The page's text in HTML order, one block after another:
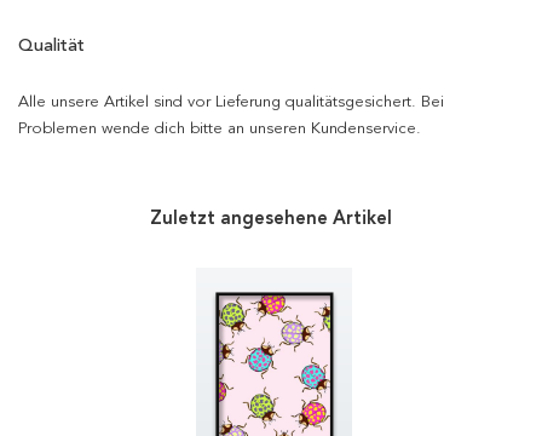
Qualität
Alle unsere Artikel sind vor Lieferung qualitätsgesichert. Bei
Problemen wende dich bitte an unseren Kundenservice.
Zuletzt angesehene Artikel